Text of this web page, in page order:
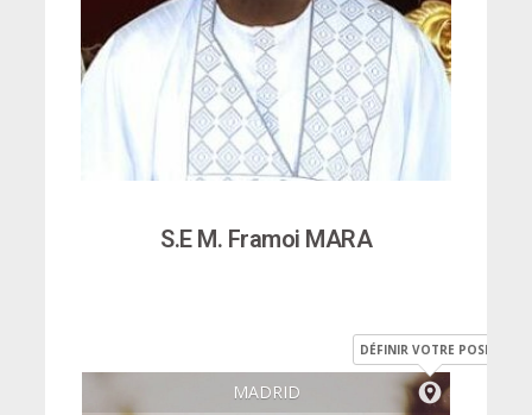
S.E M. Framoi MARA
MADRID
DÉFINIR VOTRE POSITION